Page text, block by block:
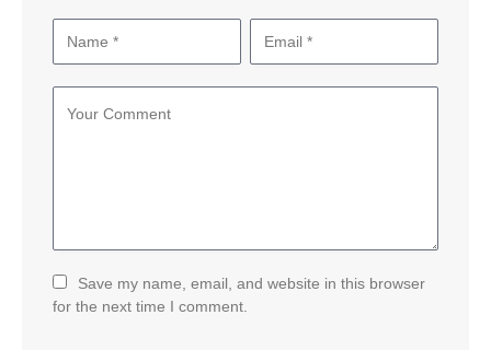
Save my name, email, and website in this browser
for the next time I comment.